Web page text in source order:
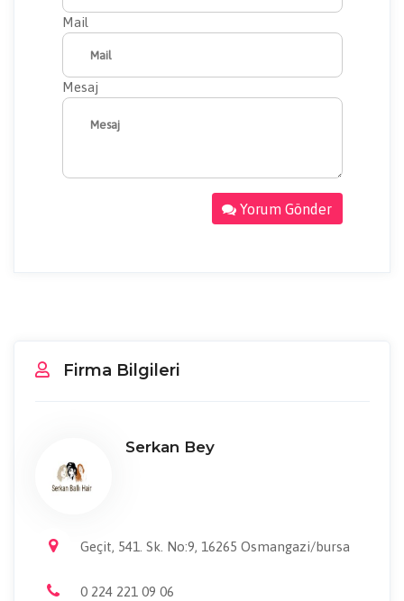
Mail
Mesaj
Yorum Gönder
Firma Bilgileri
Serkan Bey
Geçit, 541. Sk. No:9, 16265 Osmangazi/bursa
0 224 221 09 06